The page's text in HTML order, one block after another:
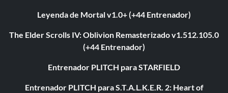
Leyenda de Mortal v1.0+ (+44 Entrenador)
The Elder Scrolls IV: Oblivion Remasterizado v1.512.105.0
(+44 Entrenador)
Entrenador PLITCH para STARFIELD
Entrenador PLITCH para S.T.A.L.K.E.R. 2: Heart of